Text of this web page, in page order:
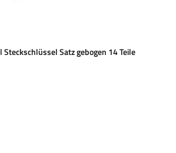
Steckschlüssel Satz gebogen 14 Teile